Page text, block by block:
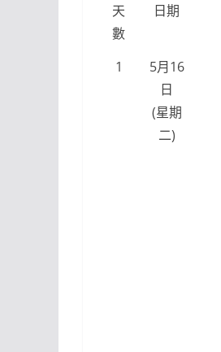
天
數
日期
1
5月16
日
(星期
二)